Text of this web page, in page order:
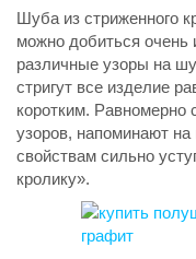
Шуба из стриженного
можно добиться очень
различные узоры на
стригут все изделие
коротким.
узоров, напоминают
свойствам сильно
кролику».